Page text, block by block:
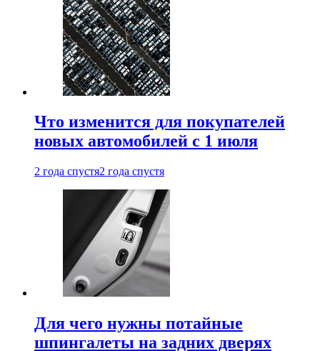
Что изменится для покупателей
новых автомобилей с 1 июля
2 года спустя2 года спустя
Для чего нужны потайные
шпингалеты на задних дверях